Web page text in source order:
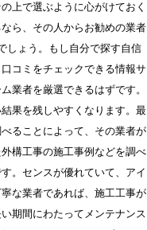
上で選ぶように心がけておく
ら、その人からお勧めの業者
しょう。もし自分で探す自信
コミをチェックできる情報サ
業者を厳選できるはずです。
果を残しやすくなります。最
ることによって、その業者が
構工事の施工事例などを調べ
。センスが優れていて、アイ
な業者であれば、施工工事が
期間にわたってメンテナンス